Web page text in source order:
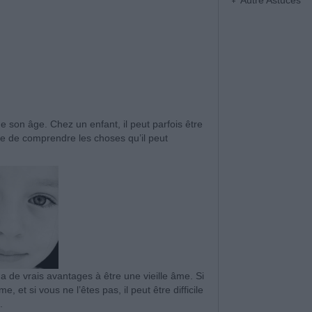
son âge. Chez un enfant, il peut parfois être
de comprendre les choses qu’il peut
de vrais avantages à être une vieille âme. Si
et si vous ne l’êtes pas, il peut être difficile